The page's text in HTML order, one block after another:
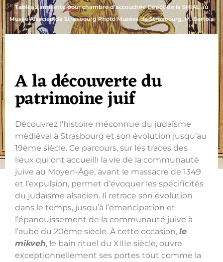
Tableau amulette pour chambre d’accouchée Dépôt de la SHIAL au
Musée Alsacien de Strasbourg Photo Musées de Strasbourg, M. Bertola
A la découverte du
patrimoine juif
Découvrez l’histoire méconnue du judaïsme
médiéval à Strasbourg et son évolution jusqu’au
19ème siècle. Ce parcours, sur les traces des
lieux qui ont accueilli la vie de la communauté
juive au Moyen-Âge, avant le massacre de 1349
et l’expulsion, permet d’évoquer les spécificités
du judaïsme alsacien. Il retrace son évolution
dans le temps, jusqu’à l’émancipation et
l’épanouissement de la communauté juive à
l’aube du 20ème siècle. À cette occasion, le
mikveh, le bain rituel du XIIIe siècle, ouvre
exceptionnellement ses portes tout comme la